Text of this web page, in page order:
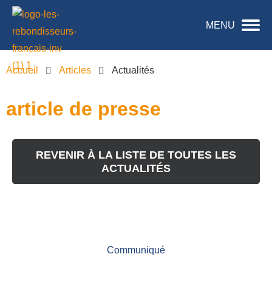
MENU
Accueil Articles Actualités
article de presse
REVENIR À LA LISTE DE TOUTES LES
ACTUALITÉS
Communiqué